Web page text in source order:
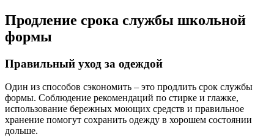
Продление срока службы школьной
формы
Правильный уход за одеждой
Один из способов сэкономить – это продлить срок службы
формы. Соблюдение рекомендаций по стирке и глажке,
использование бережных моющих средств и правильное
хранение помогут сохранить одежду в хорошем состоянии
дольше.